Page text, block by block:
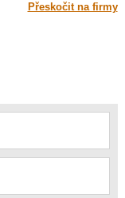
Přeskočit na firmy